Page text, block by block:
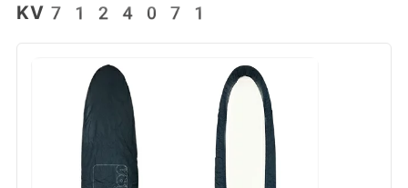
KV7124071